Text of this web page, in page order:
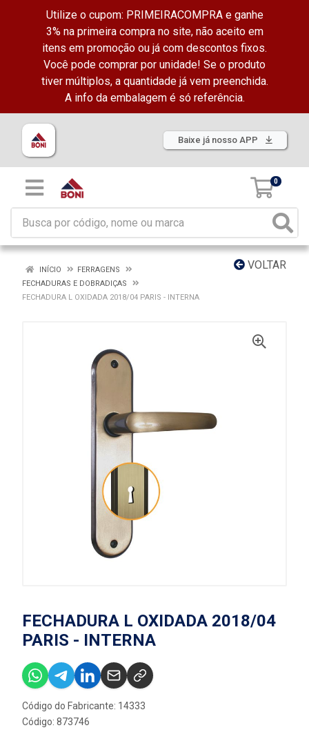
Utilize o cupom: PRIMEIRACOMPRA e ganhe
3% na primeira compra no site, não aceito em
itens em promoção ou já com descontos fixos.
Você pode comprar por unidade! Se o produto
tiver múltiplos, a quantidade já vem preenchida.
A info da embalagem é só referência.
Baixe já nosso APP
0
VOLTAR
INÍCIO
FERRAGENS
FECHADURAS E DOBRADIÇAS
FECHADURA L OXIDADA 2018/04 PARIS - INTERNA
FECHADURA L OXIDADA 2018/04
PARIS - INTERNA
Código do Fabricante: 14333
Código: 873746